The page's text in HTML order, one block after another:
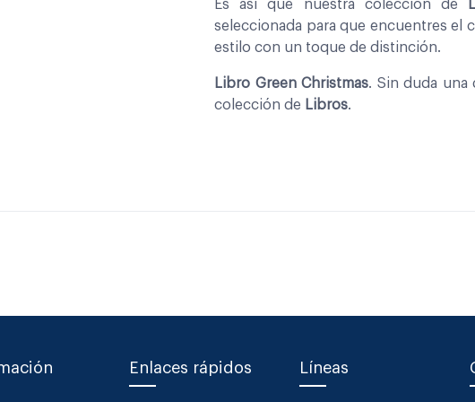
Es asi que nuestra coleccion de
seleccionada para que encuentres el
estilo con un toque de distinción.
Libro Green Christmas. Sin duda una
colección de Libros.
Enlaces rápidos Líneas